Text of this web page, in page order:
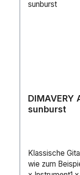
sunburst
Klassische
wie zum